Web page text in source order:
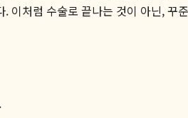
이처럼 수술로 끝나는 것이 아닌, 꾸